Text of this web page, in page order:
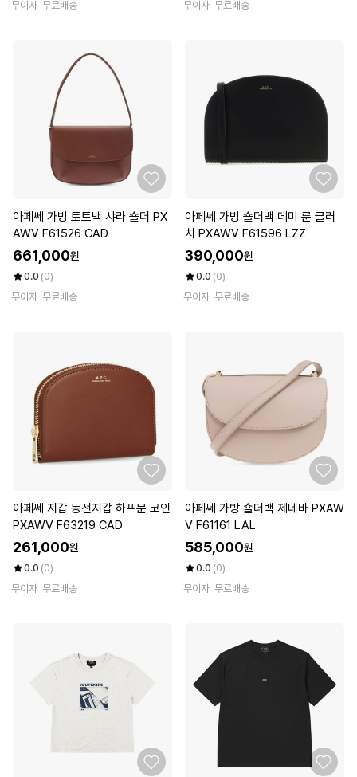
무이자 무료배송 무이자 무료배송
아페쎄 가방 토트백 샤라 숄더 PX
AWV F61526 CAD
661,000원
0.0 (0)
무이자 무료배송
아페쎄 가방 숄더백 데미 룬 클러
치 PXAWV F61596 LZZ
390,000원
0.0 (0)
무이자 무료배송
아페쎄 지갑 동전지갑 하프문 코인
PXAWV F63219 CAD
261,000원
0.0 (0)
무이자 무료배송
아페쎄 가방 숄더백 제네바 PXAW
V F61161 LAL
585,000원
0.0 (0)
무이자 무료배송